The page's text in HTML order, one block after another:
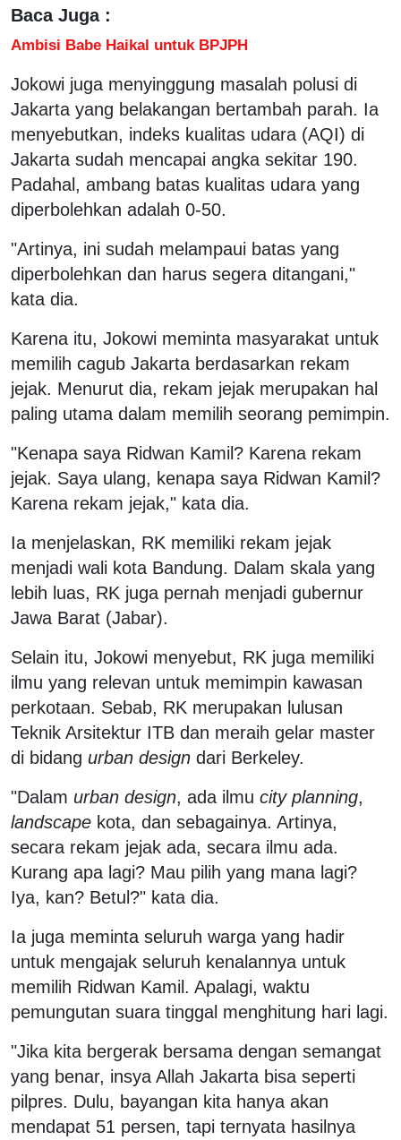
Baca Juga :
Ambisi Babe Haikal untuk BPJPH
Jokowi juga menyinggung masalah polusi di
Jakarta yang belakangan bertambah parah. Ia
menyebutkan, indeks kualitas udara (AQI) di
Jakarta sudah mencapai angka sekitar 190.
Padahal, ambang batas kualitas udara yang
diperbolehkan adalah 0-50.
"Artinya, ini sudah melampaui batas yang
diperbolehkan dan harus segera ditangani,"
kata dia.
Karena itu, Jokowi meminta masyarakat untuk
memilih cagub Jakarta berdasarkan rekam
jejak. Menurut dia, rekam jejak merupakan hal
paling utama dalam memilih seorang pemimpin.
"Kenapa saya Ridwan Kamil? Karena rekam
jejak. Saya ulang, kenapa saya Ridwan Kamil?
Karena rekam jejak," kata dia.
Ia menjelaskan, RK memiliki rekam jejak
menjadi wali kota Bandung. Dalam skala yang
lebih luas, RK juga pernah menjadi gubernur
Jawa Barat (Jabar).
Selain itu, Jokowi menyebut, RK juga memiliki
ilmu yang relevan untuk memimpin kawasan
perkotaan. Sebab, RK merupakan lulusan
Teknik Arsitektur ITB dan meraih gelar master
di bidang urban design dari Berkeley.
"Dalam urban design, ada ilmu city planning,
landscape kota, dan sebagainya. Artinya,
secara rekam jejak ada, secara ilmu ada.
Kurang apa lagi? Mau pilih yang mana lagi?
Iya, kan? Betul?" kata dia.
Ia juga meminta seluruh warga yang hadir
untuk mengajak seluruh kenalannya untuk
memilih Ridwan Kamil. Apalagi, waktu
pemungutan suara tinggal menghitung hari lagi.
"Jika kita bergerak bersama dengan semangat
yang benar, insya Allah Jakarta bisa seperti
pilpres. Dulu, bayangan kita hanya akan
mendapat 51 persen, tapi ternyata hasilnya